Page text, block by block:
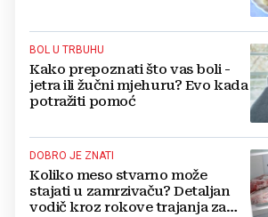
BOL U TRBUHU
Kako prepoznati što vas boli -
jetra ili žučni mjehuru? Evo kada
potražiti pomoć
DOBRO JE ZNATI
Koliko meso stvarno može
stajati u zamrzivaču? Detaljan
vodič kroz rokove trajanja za